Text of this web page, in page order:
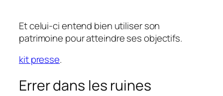
Et celui-ci entend bien utiliser son
patrimoine pour atteindre ses objectifs.
kit presse.
Errer dans les ruines